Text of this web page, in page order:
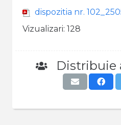
dispozitia nr.
Vizualizari: 128
Distribuie